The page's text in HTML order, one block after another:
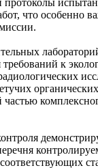
что особенно
к